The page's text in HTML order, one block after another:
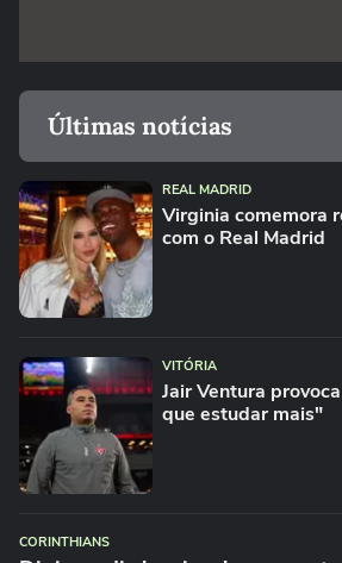
Últimas notícias
REAL MADRID
Virginia comemora
com o Real Madrid
VITÓRIA
Jair Ventura
que estudar mais"
CORINTHIANS